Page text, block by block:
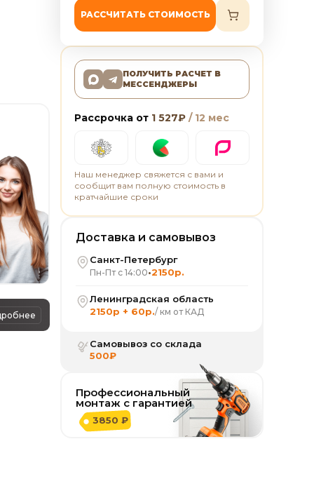
РАССЧИТАТЬ СТОИМОСТЬ
ПОЛУЧИТЬ РАСЧЕТ В
МЕССЕНДЖЕРЫ
Рассрочка от 1 527₽ / 12 мес
Наш менеджер свяжется с вами и
сообщит вам полную стоимость в
кратчайшие сроки
Доставка и самовывоз
Санкт-Петербург
Пн-Пт с 14:00•2150р.
Ленинградская область
2150р + 60р./ км от КАД
Самовывоз со склада
500₽
Профессиональный
монтаж с гарантией
3850 ₽